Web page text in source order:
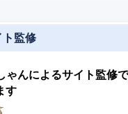
ト監修
ゃんによるサイト監修
す